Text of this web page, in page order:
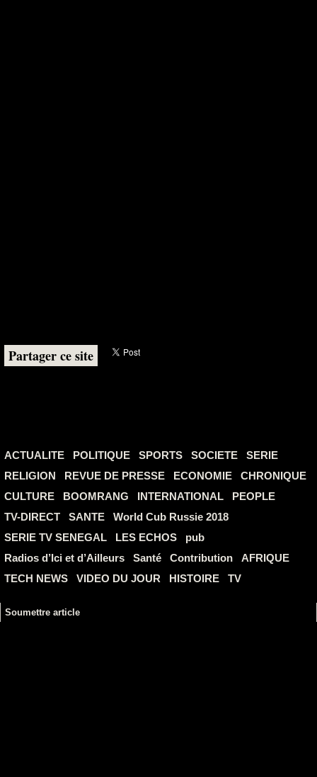
Partager ce site
ACTUALITE POLITIQUE SPORTS SOCIETE
SERIE
RELIGION
REVUE DE PRESSE ECONOMIE
CHRONIQUE
CULTURE
BOOMRANG INTERNATIONAL
PEOPLE
TV-DIRECT
SANTE
World Cub Russie 2018
SERIE TV SENEGAL
LES ECHOS
pub
Radios d’Ici et d’Ailleurs
Santé Contribution
AFRIQUE
TECH NEWS
VIDEO DU JOUR HISTOIRE TV
Soumettre article